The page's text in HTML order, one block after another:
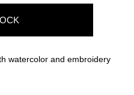
watercolor and embroidery